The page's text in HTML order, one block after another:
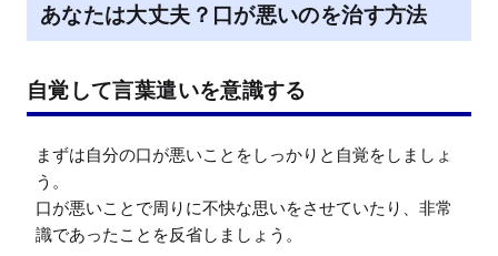
あなたは大丈夫？口が悪いのを治す方法
自覚して言葉遣いを意識する
まずは自分の口が悪いことをしっかりと自覚をしましょ
う。
口が悪いことで周りに不快な思いをさせていたり、非常
識であったことを反省しましょう。